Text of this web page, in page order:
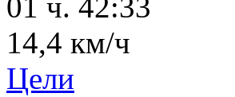
01 ч. 42:33
14,4 км/ч
Цели